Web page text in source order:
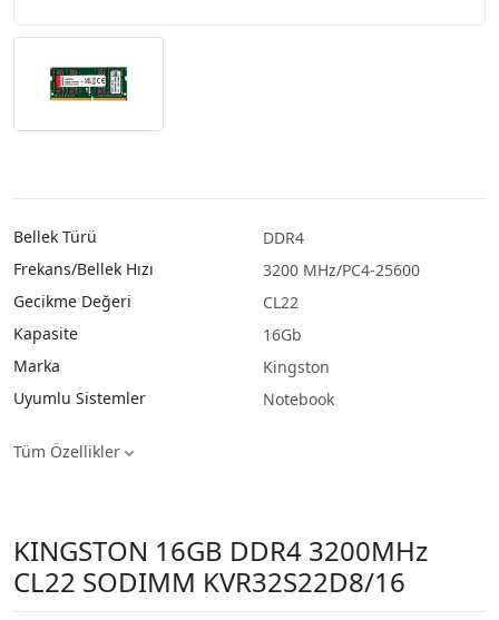
Bellek Türü
DDR4
Frekans/Bellek Hızı
3200 MHz/PC4-25600
Gecikme Değeri
CL22
Kapasite
16Gb
Marka
Kingston
Uyumlu Sistemler
Notebook
Tüm Özellikler
KINGSTON 16GB DDR4 3200MHz
CL22 SODIMM KVR32S22D8/16